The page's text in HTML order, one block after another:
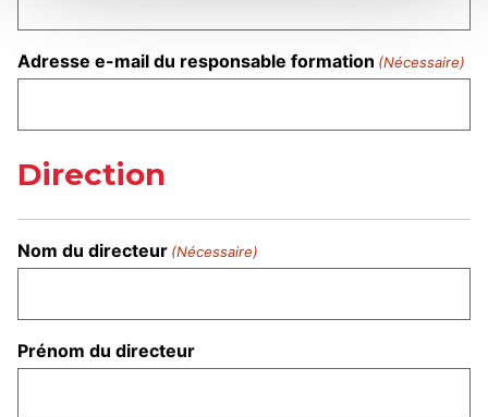
Adresse e-mail du responsable formation (Nécessaire)
Direction
Nom du directeur (Nécessaire)
Prénom du directeur